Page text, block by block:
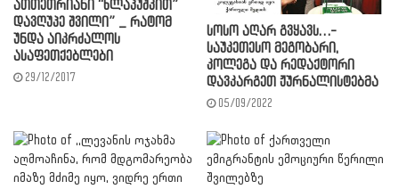
ათთეთრიანი “ხლაპუშკით”
დავღუპე შვილი” _ რატომ
უნდა აიკრძალოს
ასაფეთქებლები
29/12/2017
სოსო აღარ გვყავს…-
საუკეთესო მეგობარი,
კოლეგა და რედაქტორი
დავკარგეთ ჟურნალისტებმა
05/09/2022